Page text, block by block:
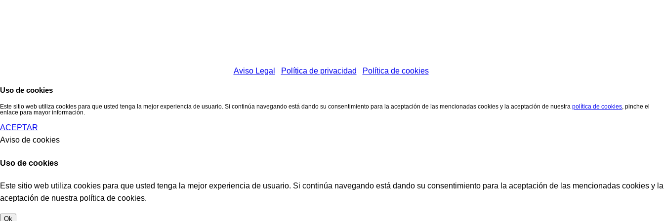
Aviso Legal
Política de privacidad Política de cookies
Uso de cookies
Este sitio web utiliza cookies para que usted tenga la mejor experiencia de usuario. Si continúa navegando está dando su consentimiento para la aceptación de las mencionadas cookies y la aceptación de nuestra política de cookies, pinche el
enlace para mayor información.
ACEPTAR
Aviso de cookies
Uso de cookies
Este sitio web utiliza cookies para que usted tenga la mejor experiencia de usuario. Si continúa navegando está dando su consentimiento para la aceptación de las mencionadas cookies y la
aceptación de nuestra política de cookies.
Ok